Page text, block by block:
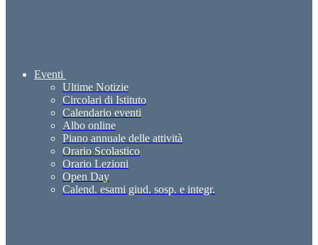
Eventi
Ultime Notizie
Circolari di Istituto
Calendario eventi
Albo online
Piano annuale delle attività
Orario Scolastico
Orario Lezioni
Open Day
Calend. esami giud. sosp. e integr.